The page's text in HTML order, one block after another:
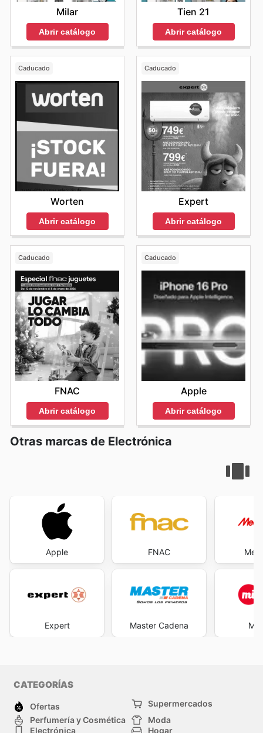
Milar
Abrir catálogo
Tien 21
Abrir catálogo
Caducado
Worten
Abrir catálogo
Caducado
Expert
Abrir catálogo
Caducado
FNAC
Abrir catálogo
Caducado
Apple
Abrir catálogo
Otras marcas de Electrónica
Apple
Expert
FNAC
Master Cadena Mi
CATEGORÍAS
Ofertas
Supermercados
Perfumería y Cosmética
Moda
Electrónica
Hogar